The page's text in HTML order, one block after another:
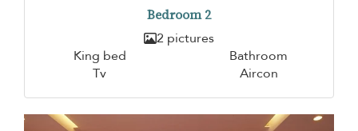
Bedroom 2
2 pictures
King bed
Bathroom
Tv
Aircon